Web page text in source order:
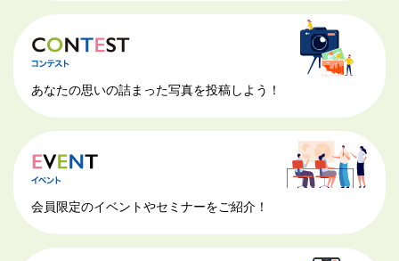
あなたの思いの詰まった写真を投稿しよう！
会員限定のイベントやセミナーをご紹介！